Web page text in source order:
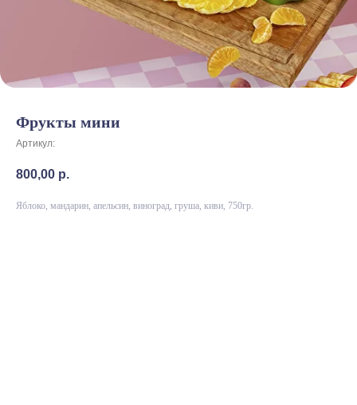
Фрукты мини
Артикул:
800,00 р.
Яблоко, мандарин, апельсин, виноград, груша, киви, 750гр.